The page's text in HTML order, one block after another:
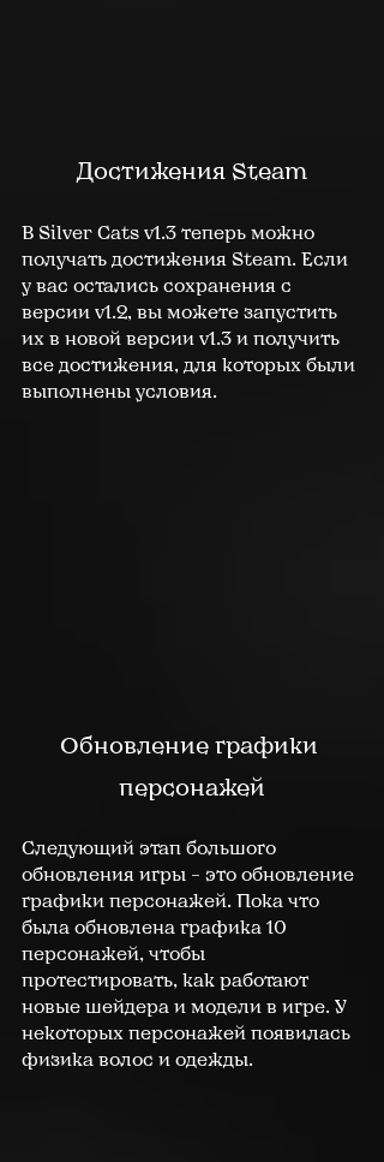
Достижения Steam
В Silver Cats v1.3 теперь можно
получать достижения Steam. Если
у вас остались сохранения с
версии v1.2, вы можете запустить
их в новой версии v1.3 и получить
все достижения, для которых были
выполнены условия.
Обновление графики
персонажей
Следующий этап большого
обновления игры – это обновление
графики персонажей. Пока что
была обновлена графика 10
персонажей, чтобы
протестировать, как работают
новые шейдера и модели в игре. У
некоторых персонажей появилась
физика волос и одежды.